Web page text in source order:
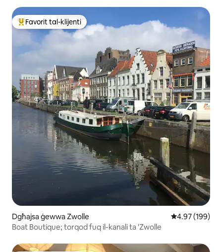
Wieħed mill-aqwa favoriti tal-klijenti
Favorit tal-klijenti
Dgħajsa ġewwa Zwolle Rating medju
4.97 (199)
Boat Boutique; torqod fuq il-kanali ta 'Zwolle